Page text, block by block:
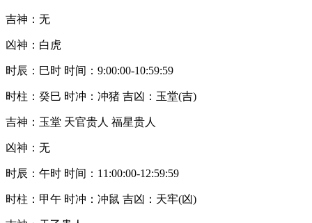
吉神：无
凶神：白虎
时辰：巳时 时间：9:00:00-10:59:59
时柱：癸巳 时冲：冲猪 吉凶：玉堂(吉)
吉神：玉堂 天官贵人 福星贵人
凶神：无
时辰：午时 时间：11:00:00-12:59:59
时柱：甲午 时冲：冲鼠 吉凶：天牢(凶)